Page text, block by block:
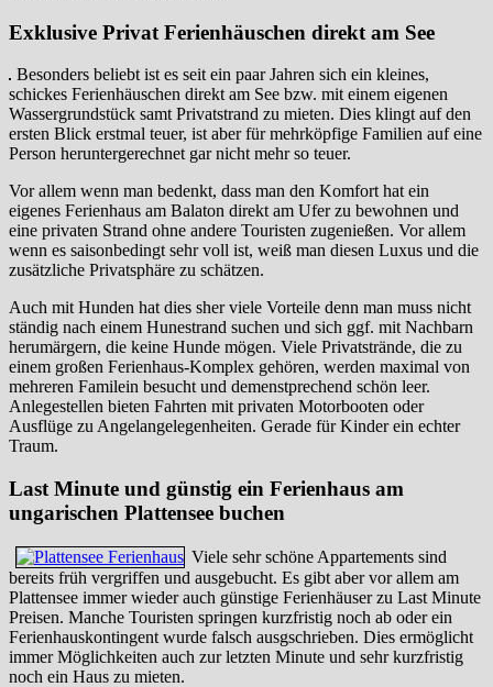
Exklusive Privat Ferienhäuschen direkt am See
Besonders beliebt ist es seit ein paar Jahren sich ein kleines,
schickes Ferienhäuschen direkt am See bzw. mit einem eigenen
Wassergrundstück samt Privatstrand zu mieten. Dies klingt auf den
ersten Blick erstmal teuer, ist aber für mehrköpfige Familien auf eine
Person heruntergerechnet gar nicht mehr so teuer.
Vor allem wenn man bedenkt, dass man den Komfort hat ein
eigenes Ferienhaus am Balaton direkt am Ufer zu bewohnen und
eine privaten Strand ohne andere Touristen zugenießen. Vor allem
wenn es saisonbedingt sehr voll ist, weiß man diesen Luxus und die
zusätzliche Privatsphäre zu schätzen.
Auch mit Hunden hat dies sher viele Vorteile denn man muss nicht
ständig nach einem Hunestrand suchen und sich ggf. mit Nachbarn
herumärgern, die keine Hunde mögen. Viele Privatstrände, die zu
einem großen Ferienhaus-Komplex gehören, werden maximal von
mehreren Familein besucht und demenstprechend schön leer.
Anlegestellen bieten Fahrten mit privaten Motorbooten oder
Ausflüge zu Angelangelegenheiten. Gerade für Kinder ein echter
Traum.
Last Minute und günstig ein Ferienhaus am
ungarischen Plattensee buchen
Viele sehr schöne Appartements sind
bereits früh vergriffen und ausgebucht. Es gibt aber vor allem am
Plattensee immer wieder auch günstige Ferienhäuser zu Last Minute
Preisen. Manche Touristen springen kurzfristig noch ab oder ein
Ferienhauskontingent wurde falsch ausgschrieben. Dies ermöglicht
immer Möglichkeiten auch zur letzten Minute und sehr kurzfristig
noch ein Haus zu mieten.